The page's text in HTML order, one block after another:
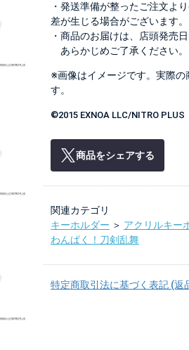
・発送準備が整ったご注文よ
差が生じる場合がございます。
・商品のお届けは、店頭発売
あらかじめご了承ください。
※画像はイメージです。実際
す。
©2015 EXNOA LLC/NITRO PLUS
商品をシェアする
関連カテゴリ
キーホルダー ＞ アクリルキー
わんぱく！刀剣乱舞
特定商取引法に基づく表記 (返